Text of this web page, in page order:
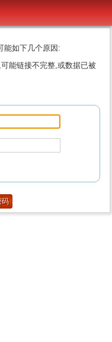
能如下几个原因:
能链接不完整,或数据已被